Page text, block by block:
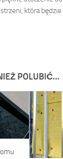
która
POLUBIĆ…